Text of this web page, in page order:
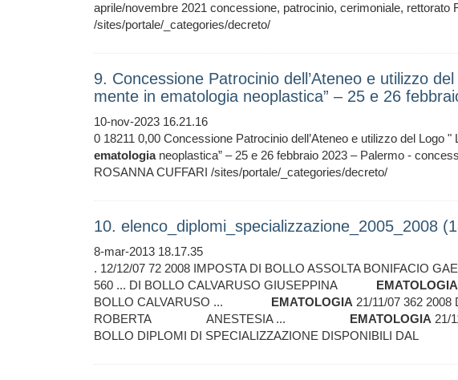
aprile/novembre 2021 concessione, patrocinio, cerimoniale, rettorato
/sites/portale/_categories/decreto/
9. Concessione Patrocinio dell’Ateneo e utilizzo
mente in ematologia neoplastica” – 25 e 26
10-nov-2023 16.21.16
0 18211 0,00 Concessione Patrocinio dell’Ateneo e utilizzo del Logo
ematologianeoplastica” – 25 e 26 febbraio 2023 – Palermo -
ROSANNA CUFFARI /sites/portale/_categories/decreto/
10. elenco_diplomi_specializzazione_2005_2008
8-mar-2013 18.17.35
. 12/12/07 72 2008 IMPOSTA DI BOLLO ASSOLTA
560 ... DI BOLLO CALVARUSO GIUSEPPINA EMATOLOGIA
BOLLO CALVARUSO ... EMATOLOGIA 21/11/07 362
ROBERTA ANESTESIA ... EMATOLOGIA 21/
BOLLO DIPLOMI DI SPECIALIZZAZIONE DISPONIBILI DAL